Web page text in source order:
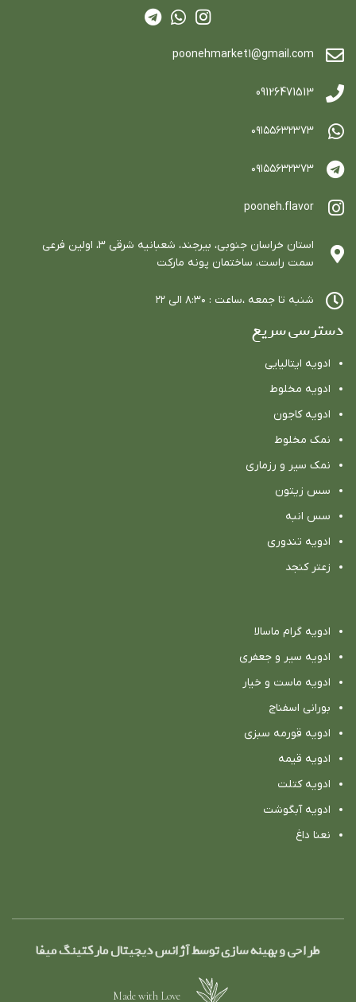
poonehmarket1@gmail.com
09126471513
٠٩١٥٥٦٣٢٣٧٣
٠٩١٥٥٦٣٢٣٧٣
pooneh.flavor
استان خراسان جنوبي، بيرجند، شعبانيه شرقي ٣، اولين فرعي
سمت راست، ساختمان پونه ماركت
شنبه تا جمعه ،ساعت : ٨:٣٠ الي ٢٢
دسترسی سریع
ادویه ایتالیایی
ادویه مخلوط
ادویه كاجون
نمک مخلوط
نمک سیر و رزماری
سس زیتون
سس انبه
ادویه تندوری
زعتر کنجد
ادویه گرام ماسالا
ادویه سیر و جعفری
ادویه ماست و خیار
بورانی اسفناج
ادویه قورمه سبزی
ادویه قیمه
ادویه کتلت
ادویه آبگوشت
نعنا داغ
طراحی و بهینه سازی توسط آژانس دیجیتال مارکتینگ میفا
Made with Love